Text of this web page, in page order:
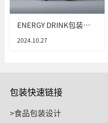
ENERGY DRINK包装设
2024.10.27
包装快速链接
>食品包装设计